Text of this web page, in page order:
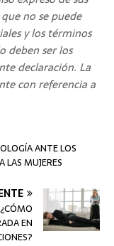
no se puede
y los términos
deben ser los
declaración. La
con referencia a
ANTE LOS
LAS MUJERES
EN